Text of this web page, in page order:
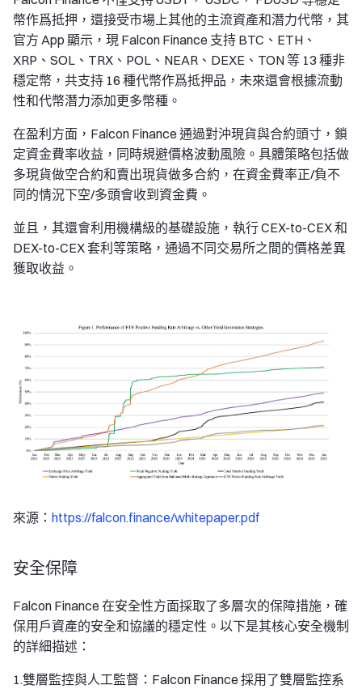
幣作爲抵押，還接受市場上其他的主流資產和潛力代幣，其
官方 App 顯示，現 Falcon Finance 支持 BTC、ETH、
XRP、SOL、TRX、POL、NEAR、DEXE、TON 等 13 種非
穩定幣，共支持 16 種代幣作爲抵押品，未來還會根據流動
性和代幣潛力添加更多幣種。
在盈利方面，Falcon Finance 通過對沖現貨與合約頭寸，鎖
定資金費率收益，同時規避價格波動風險。具體策略包括做
多現貨做空合約和賣出現貨做多合約，在資金費率正/負不
同的情況下空/多頭會收到資金費。
並且，其還會利用機構級的基礎設施，執行 CEX-to-CEX 和
DEX-to-CEX 套利等策略，通過不同交易所之間的價格差異
獲取收益。
來源： https://falcon.finance/whitepaper.pdf
安全保障
Falcon Finance 在安全性方面採取了多層次的保障措施，確
保用戶資產的安全和協議的穩定性。以下是其核心安全機制
的詳細描述：
1.雙層監控與人工監督：Falcon Finance 採用了雙層監控系